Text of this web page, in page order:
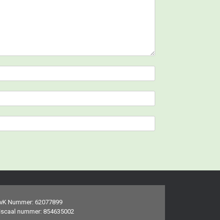
Nummer: 62077899
nummer: 854635002